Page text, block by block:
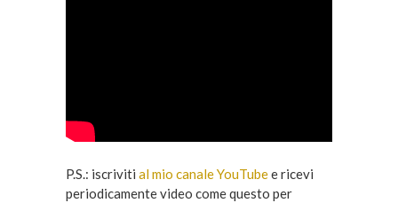
P.S.: iscriviti al mio canale YouTubee ricevi
periodicamente video come questo per